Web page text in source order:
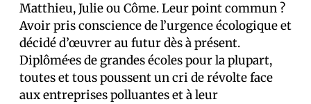
Matthieu, Julie ou Côme. Leur point commun ?
Avoir pris conscience de l’urgence écologique et
décidé d’œuvrer au futur dès à présent.
Diplômé·es de grandes écoles pour la plupart,
toutes et tous poussent un cri de révolte face
aux entreprises polluantes et à leur